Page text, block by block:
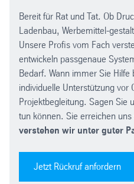
Bereit für Rat und Tat. Ob
Ladenbau, Werbemittel-
Unsere Profis vom Fach
entwickeln passgenaue
Bedarf. Wann immer Sie
individuelle Unterstützung vor
Projektbegleitung. Sagen Sie
tun können. Sie erreichen
verstehen wir unter guter
Jetzt Rückruf anfordern